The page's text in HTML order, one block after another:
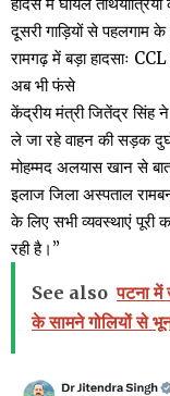
दूसरी गाड़ियों से पहलगाम के
रामगढ़ में बड़ा हादसाः
अब भी फंसे
केंद्रीय मंत्री जितेंद्र सिंह
ले जा रहे वाहन की सड़क
मोहम्मद अलयास खान से
इलाज जिला अस्पताल
के लिए सभी व्यवस्थाएं पूरी
रही है।”
See also पटना में
के सामने गोलियों से